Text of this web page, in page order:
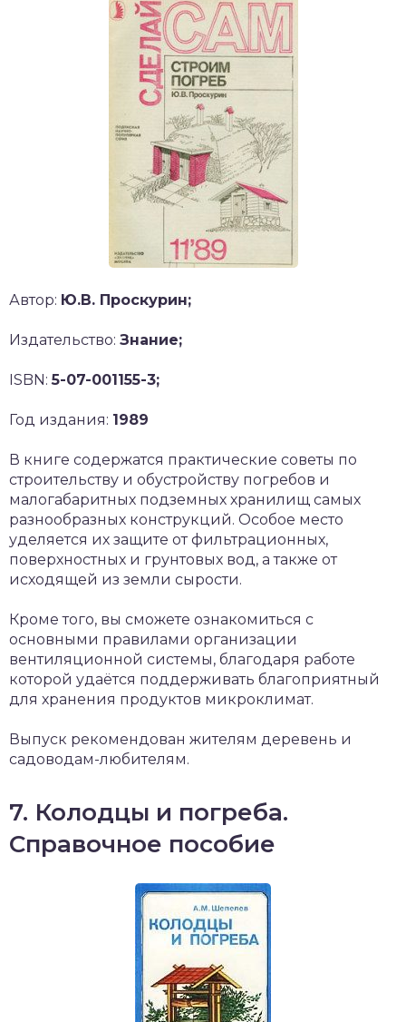
Автор: Ю.В. Проскурин;
Издательство: Знание;
ISBN:5-07-001155-3;
Год издания: 1989
В книге содержатся практические советы по
строительству и обустройству погребов и
малогабаритных подземных хранилищ самых
разнообразных конструкций. Особое место
уделяется их защите от фильтрационных,
поверхностных и грунтовых вод, а также от
исходящей из земли сырости.
Кроме того, вы сможете ознакомиться с
основными правилами организации
вентиляционной системы, благодаря работе
которой удаётся поддерживать благоприятный
для хранения продуктов микроклимат.
Выпуск рекомендован жителям деревень и
садоводам-любителям.
7. Колодцы и погреба.
Справочное пособие